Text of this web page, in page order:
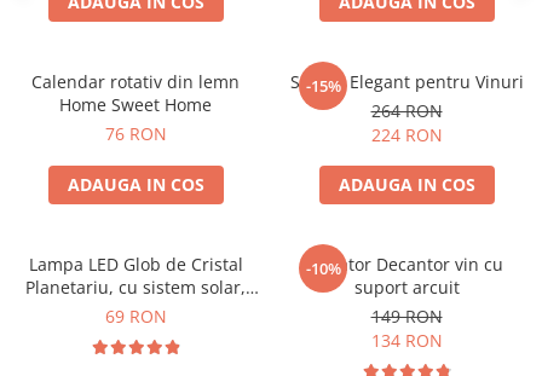
Calendar rotativ din lemn
Home Sweet Home
76 RON
ADAUGA IN COS
-15%
Suport Elegant pentru Vinuri
264 RON
224 RON
ADAUGA IN COS
Lampa LED Glob de Cristal
Planetariu, cu sistem solar,
cadou captivant
69 RON
-10%
Aerator Decantor vin cu
suport arcuit
149 RON
134 RON